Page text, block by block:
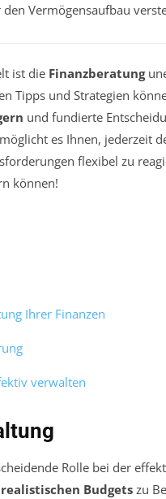
Vermögensaufbau
ist die Finanzberatung
Tipps und Strategien
und fundierte
es Ihnen, jederzeit
flexibel zu
können!
Ihrer Finanzen
verwalten
Rolle bei der
realistischen Budgets zu